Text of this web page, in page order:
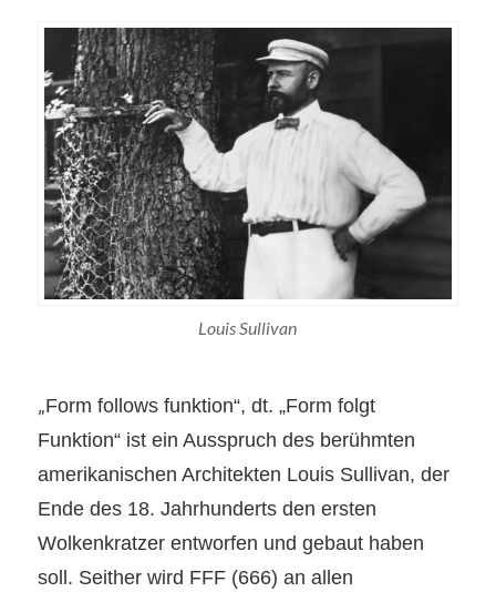
Louis Sullivan
„Form follows funktion“, dt. „Form folgt
Funktion“ ist ein Ausspruch des berühmten
amerikanischen Architekten Louis Sullivan, der
Ende des 18. Jahrhunderts den ersten
Wolkenkratzer entworfen und gebaut haben
soll. Seither wird FFF (666) an allen